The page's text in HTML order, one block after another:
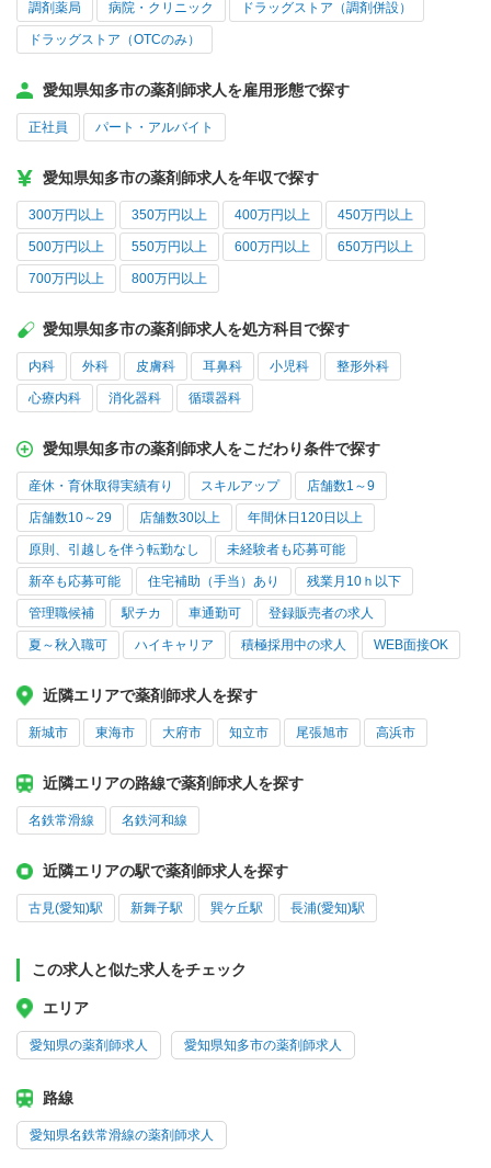
調剤薬局 病院・クリニック ドラッグストア（調剤併設）
ドラッグストア（OTCのみ）
愛知県知多市の薬剤師求人を雇用形態で探す
正社員 パート・アルバイト
愛知県知多市の薬剤師求人を年収で探す
300万円以上 350万円以上 400万円以上 450万円以上
500万円以上 550万円以上 600万円以上 650万円以上
700万円以上 800万円以上
愛知県知多市の薬剤師求人を処方科目で探す
内科 外科 皮膚科 耳鼻科 小児科 整形外科
心療内科 消化器科 循環器科
愛知県知多市の薬剤師求人をこだわり条件で探す
産休・育休取得実績有り スキルアップ 店舗数1～9
店舗数10～29 店舗数30以上 年間休日120日以上
原則、引越しを伴う転勤なし 未経験者も応募可能
新卒も応募可能 住宅補助（手当）あり 残業月10ｈ以下
管理職候補 駅チカ 車通勤可 登録販売者の求人
夏～秋入職可 ハイキャリア 積極採用中の求人 WEB面接OK
近隣エリアで薬剤師求人を探す
新城市 東海市 大府市 知立市 尾張旭市 高浜市
近隣エリアの路線で薬剤師求人を探す
名鉄常滑線 名鉄河和線
近隣エリアの駅で薬剤師求人を探す
古見(愛知)駅 新舞子駅 巽ケ丘駅 長浦(愛知)駅
この求人と似た求人をチェック
エリア
愛知県の薬剤師求人 愛知県知多市の薬剤師求人
路線
愛知県名鉄常滑線の薬剤師求人